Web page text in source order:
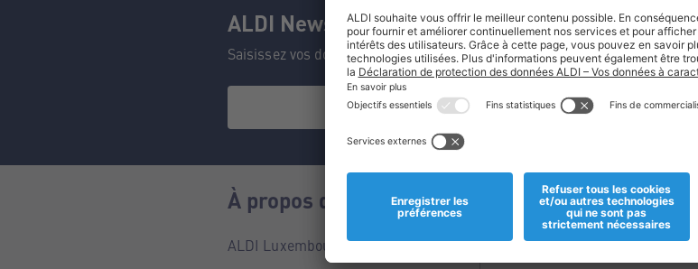
ALDI Newsletter
Saisissez vos données et ne manquez aucune de nos offres.
À propos de nous
ALDI Luxembourg
Informations
Magasins